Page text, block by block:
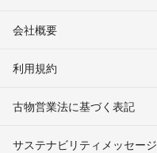
会社概要
利用規約
古物営業法に基づく表記
サステナビリティメッセージ